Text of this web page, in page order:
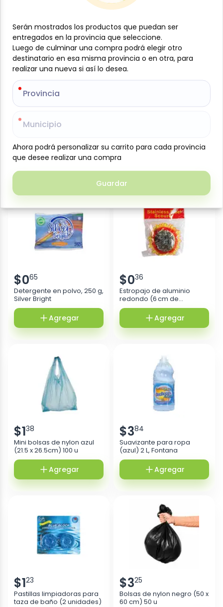
144
Ayala
cm)
$065
Detergente en polvo, 250 g,
Silver Bright
Agregar
$036
Estropajo de aluminio
redondo (6 cm de
diámetro)
Agregar
$138
Mini bolsas de nylon azul
(21.5 x 26.5cm) 100 u
Agregar
$384
Suavizante para ropa
(azul) 2 L, Fontana
Agregar
$123
Pastillas limpiadoras para
taza de baño (2 unidades)
$325
Bolsas de nylon negro (50 x
60 cm) 50 u
Serán mostrados los productos que puedan ser
entregados en la provincia que seleccione.
Luego de culminar una compra podrá elegir otro
destinatario en esa misma provincia o en otra, para
realizar una nueva si así lo desea.
Provincia
Municipio
Ahora podrá personalizar su carrito para cada provincia
que desee realizar una compra
Guardar
Serán mostrados los productos que puedan ser
entregados en la provincia que seleccione.
Luego de culminar una compra podrá elegir otro
destinatario en esa misma provincia o en otra, para
realizar una nueva si así lo desea.
Provincia
Municipio
Ahora podrá personalizar su carrito para cada provincia
que desee realizar una compra
Guardar